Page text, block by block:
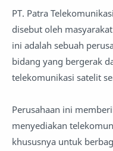
PT. Patra
disebut oleh
ini adalah sebuah
bidang yang bergerak
telekomunikasi satelit
Perusahaan ini
menyediakan
khususnya untuk